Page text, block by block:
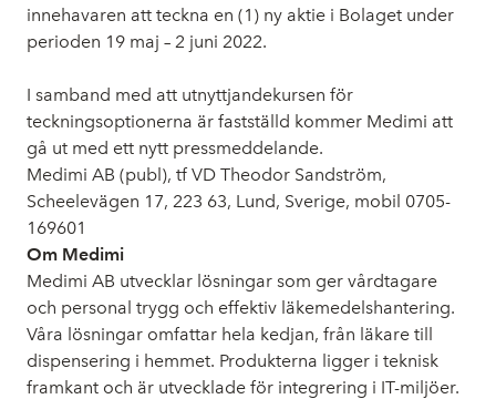
innehavaren att teckna en (1) ny aktie i Bolaget under
perioden 19 maj – 2 juni 2022.
I samband med att utnyttjandekursen för
teckningsoptionerna är fastställd kommer Medimi att
gå ut med ett nytt pressmeddelande.
Medimi AB (publ), tf VD Theodor Sandström,
Scheelevägen 17, 223 63, Lund, Sverige, mobil 0705-
169601
Om Medimi
Medimi AB utvecklar lösningar som ger vårdtagare
och personal trygg och effektiv läkemedelshantering.
Våra lösningar omfattar hela kedjan, från läkare till
dispensering i hemmet. Produkterna ligger i teknisk
framkant och är utvecklade för integrering i IT-miljöer.